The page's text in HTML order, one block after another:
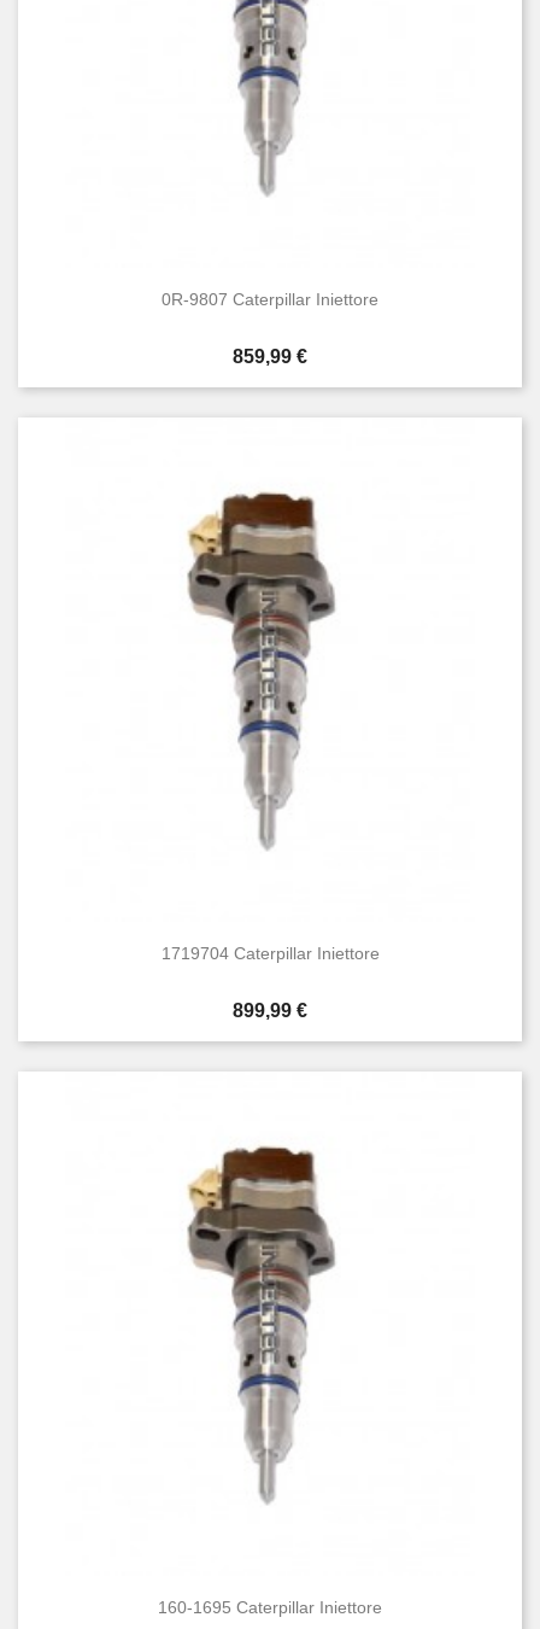
0R-9807 Caterpillar Iniettore
Prezzo
859,99 €
1719704 Caterpillar Iniettore
Prezzo
899,99 €
160-1695 Caterpillar Iniettore